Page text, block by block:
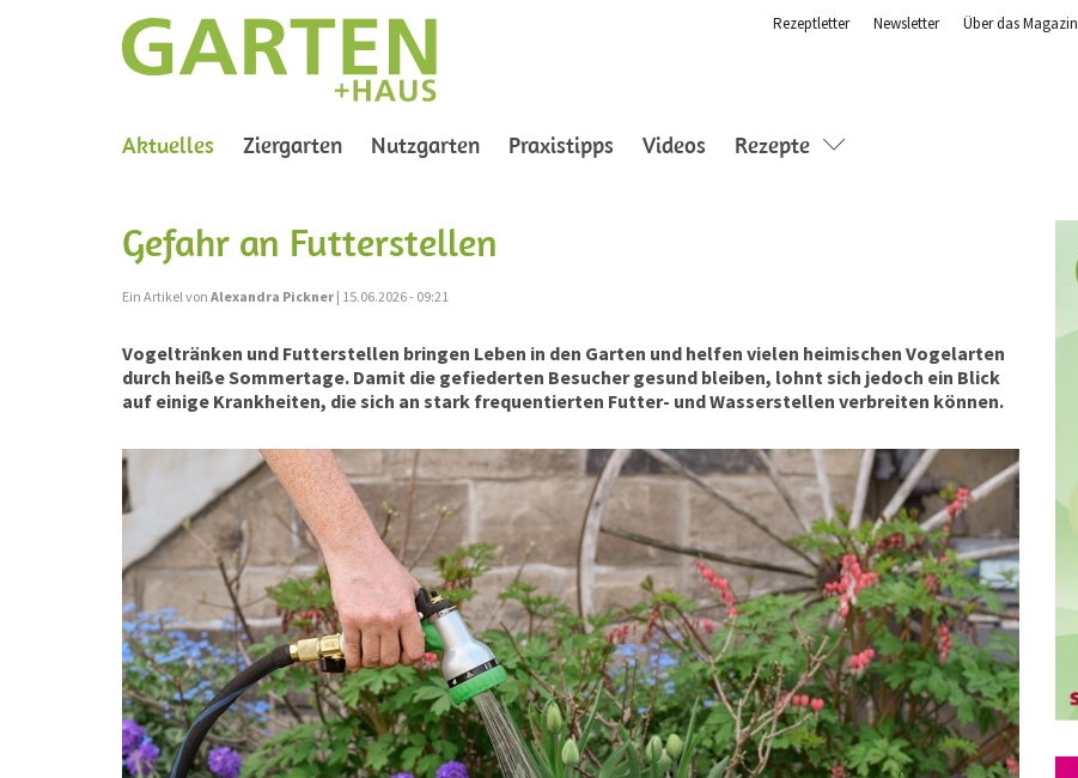
Rezeptletter Newsletter Über das Magazin
Aktuelles (current)
Ziergarten Nutzgarten Praxistipps Videos Rezepte
Gefahr an Futterstellen
Ein Artikel von Alexandra Pickner | 15.06.2026 - 09:21
Vogeltränken und Futterstellen bringen Leben in den Garten und helfen vielen heimischen Vogelarten
durch heiße Sommertage. Damit die gefiederten Besucher gesund bleiben, lohnt sich jedoch ein Blick
auf einige Krankheiten, die sich an stark frequentierten Futter- und Wasserstellen verbreiten können.